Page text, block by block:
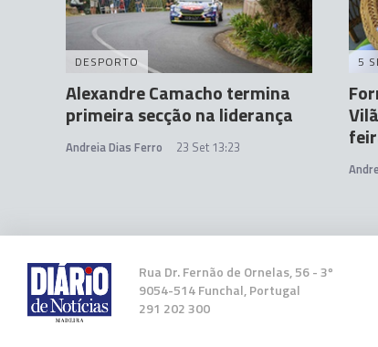
DESPORTO
Alexandre Camacho termina
primeira secção na liderança
Andreia Dias Ferro 23 Set 13:23
5
Rua Dr. Fernão de Ornelas, 56 - 3º
9054-514 Funchal, Portugal
291 202 300